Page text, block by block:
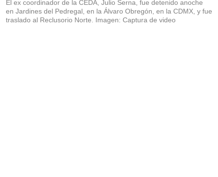
El ex coordinador de la CEDA, Julio Serna, fue detenido anoche
en Jardines del Pedregal, en la Álvaro Obregón, en la CDMX, y fue
traslado al Reclusorio Norte. Imagen: Captura de video